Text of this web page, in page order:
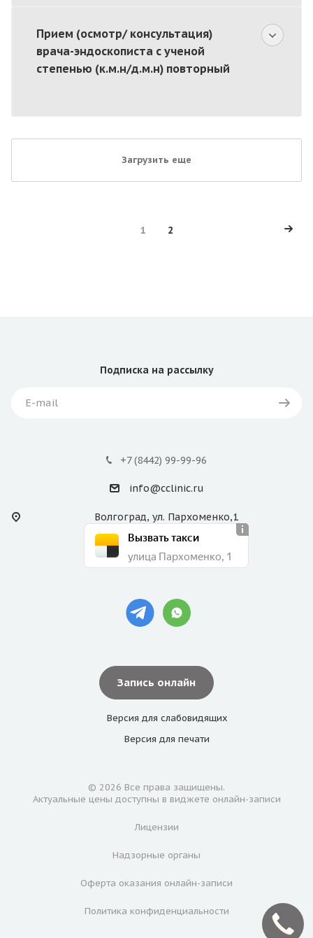
Прием (осмотр/ консультация)
врача-эндоскописта с ученой
степенью (к.м.н/д.м.н) повторный
Загрузить еще
1 2
Подписка на рассылку
+7 (8442) 99-99-96
info@cclinic.ru
Волгоград, ул. Пархоменко,1
Вызвать такси
улица Пархоменко, 1
Запись онлайн
Версия для слабовидящих
Версия для печати
© 2026 Все права защищены.
Актуальные цены доступны в виджете онлайн-записи
Лицензии
Надзорные органы
Оферта оказания онлайн-записи
Политика конфиденциальности